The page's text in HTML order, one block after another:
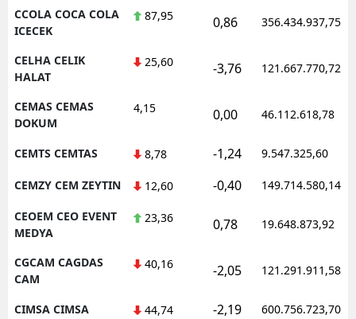
CCOLA COCA COLA
ICECEK
87,95 0,86 356.434.937,75
CELHA CELIK
HALAT
25,60 -3,76 121.667.770,72
CEMAS CEMAS
DOKUM
4,15 0,00 46.112.618,78
CEMTS CEMTAS 8,78 -1,24 9.547.325,60
CEMZY CEM ZEYTIN 12,60 -0,40 149.714.580,14
CEOEM CEO EVENT
MEDYA
23,36 0,78 19.648.873,92
CGCAM CAGDAS
CAM
40,16 -2,05 121.291.911,58
CIMSA CIMSA 44,74 -2,19 600.756.723,70